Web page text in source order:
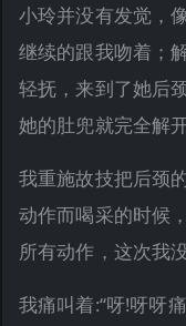
小玲并没有发觉，
继续的跟我吻着；
轻抚，来到了她后
她的肚兜就完全解
我重施故技把后颈
动作而喝采的时候
所有动作，这次我
我痛叫着:“呀!呀呀